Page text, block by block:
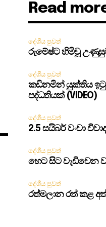
Read
දේශීය පුවත්
රුමේෂ්ට හිමිවූ උණුසුම්
දේශීය පුවත්
කඩිනමින් යුක්තිය
පද්ධතියක් (VIDEO)
දේශීය පුවත්
2.5 සයිබර් වංචා
දේශීය පුවත්
හෙට සිට වැඩිවෙන
දේශීය පුවත්
රත්මලාන රත් කළ